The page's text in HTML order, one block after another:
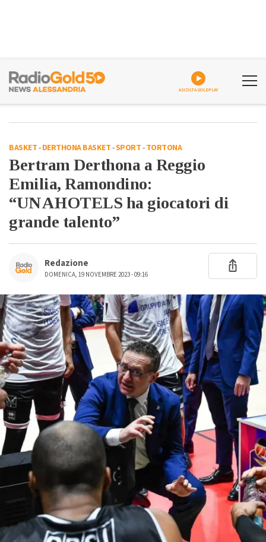
ASCOLTA GOLDPLAY
BASKET-DERTHONA BASKET-SPORT-TORTONA
Bertram Derthona a Reggio
Emilia, Ramondino:
“UNAHOTELS ha giocatori di
grande talento”
Redazione
DOMENICA, 19 NOVEMBRE 2023 - 09:16